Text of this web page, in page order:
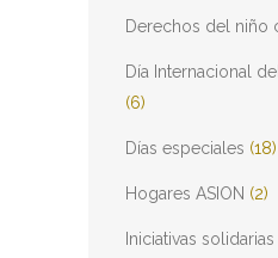
Derechos del niño
Día Internacional
(6)
Días especiales (18)
Hogares ASION (2)
Iniciativas solidarias